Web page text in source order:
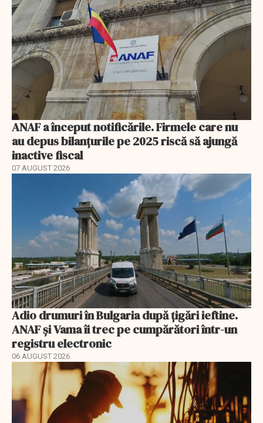
ANAF a început notificările. Firmele care nu
au depus bilanțurile pe 2025 riscă să ajungă
inactive fiscal
07 AUGUST 2026
Adio drumuri în Bulgaria după țigări ieftine.
ANAF și Vama îi trec pe cumpărători într-un
registru electronic
06 AUGUST 2026